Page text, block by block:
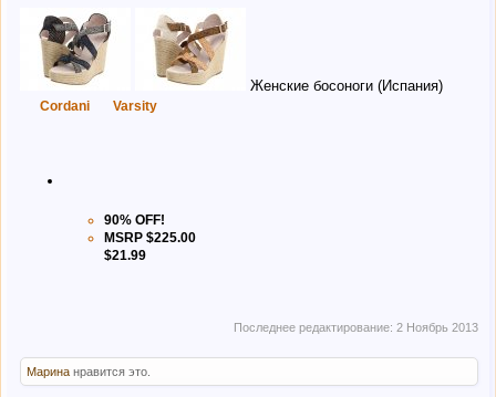
Женские босоноги (Испания)
Cordani Varsity
90% OFF!
MSRP $225.00
$21.99
Последнее редактирование: 2 Ноябрь 2013
Марина нравится это.